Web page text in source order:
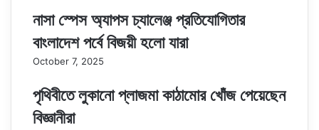
নাসা স্পেস অ্যাপস চ্যালেঞ্জ প্রতিযোগিতার
বাংলাদেশ পর্বে বিজয়ী হলো যারা
October 7, 2025
পৃথিবীতে লুকানো প্লাজমা কাঠামোর খোঁজ পেয়েছেন
বিজ্ঞানীরা